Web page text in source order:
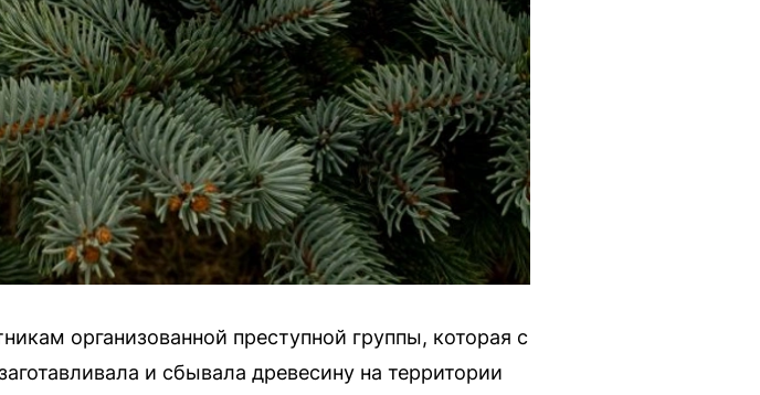
организованной преступной группы, которая с
и сбывала древесину на территории